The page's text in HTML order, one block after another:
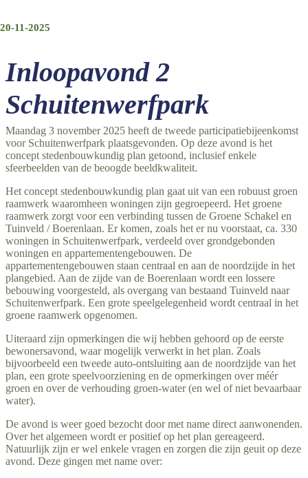
20-11-2025
Inloopavond 2
Schuitenwerfpark
Maandag 3 november 2025 heeft de tweede participatiebijeenkomst
voor Schuitenwerfpark plaatsgevonden. Op deze avond is het
concept stedenbouwkundig plan getoond, inclusief enkele
sfeerbeelden van de beoogde beeldkwaliteit.
Het concept stedenbouwkundig plan gaat uit van een robuust groen
raamwerk waaromheen woningen zijn gegroepeerd. Het groene
raamwerk zorgt voor een verbinding tussen de Groene Schakel en
Tuinveld / Boerenlaan. Er komen, zoals het er nu voorstaat, ca. 330
woningen in Schuitenwerfpark, verdeeld over grondgebonden
woningen en appartementengebouwen. De
appartementengebouwen staan centraal en aan de noordzijde in het
plangebied. Aan de zijde van de Boerenlaan wordt een lossere
bebouwing voorgesteld, als overgang van bestaand Tuinveld naar
Schuitenwerfpark. Een grote speelgelegenheid wordt centraal in het
groene raamwerk opgenomen.
Uiteraard zijn opmerkingen die wij hebben gehoord op de eerste
bewonersavond, waar mogelijk verwerkt in het plan. Zoals
bijvoorbeeld een tweede auto-ontsluiting aan de noordzijde van het
plan, een grote speelvoorziening en de opmerkingen over méér
groen en over de verhouding groen-water (en wel of niet bevaarbaar
water).
De avond is weer goed bezocht door met name direct aanwonenden.
Over het algemeen wordt er positief op het plan gereageerd.
Natuurlijk zijn er wel enkele vragen en zorgen die zijn geuit op deze
avond. Deze gingen met name over: